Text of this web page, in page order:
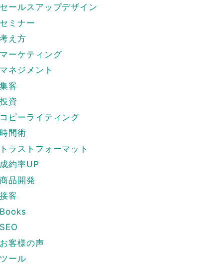
セールスアップデザイン
セミナー
考え方
マーケティング
マネジメント
集客
投資
コピーライティング
時間術
トラストフォーマット
成約率UP
商品開発
接客
Books
SEO
お客様の声
ツール